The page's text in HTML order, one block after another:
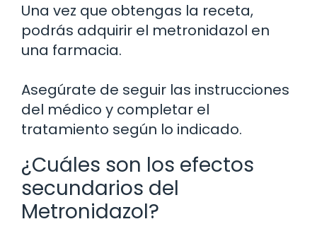
Una vez que obtengas la receta,
podrás adquirir el metronidazol en
una farmacia.
Asegúrate de seguir las instrucciones
del médico y completar el
tratamiento según lo indicado.
¿Cuáles son los efectos
secundarios del
Metronidazol?